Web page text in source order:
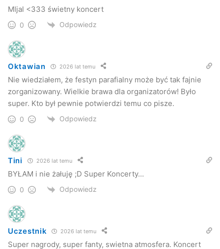
Kilka tysięcy osób na festynie w Przysiekach (fot. Przemysław
Janas, Jaslonet.pl)
Całkowity dochód z niedzielnej imprezy zostanie
przekazany na dokończenie budowy kościoła pw. św. Jana
Pawła II w miejscowości Przysieki.
Zobacz galerię zdjęć z festynu autorstwa Przemysława
Janasa.
Jaslonet.pl
Avinion Dance Festyn
MIjal <333 świetny koncert
0 Odpowiedz
Oktawian 2026 lat temu
Nie wiedziałem, że festyn parafialny może być tak fajnie
zorganizowany. Wielkie brawa dla organizatorów! Było
super. Kto był pewnie potwierdzi temu co pisze.
0 Odpowiedz
Tini 2026 lat temu
BYŁAM i nie żałuję ;D Super Koncerty…
0 Odpowiedz
Uczestnik 2026 lat temu
Super nagrody, super fanty, swietna atmosfera. Koncert